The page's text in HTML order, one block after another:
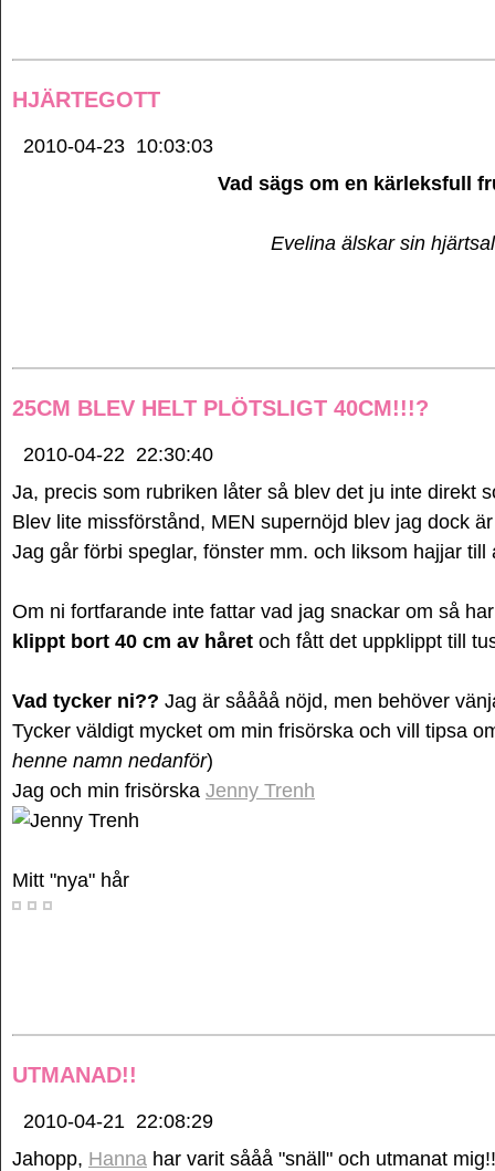
HJÄRTEGOTT
2010-04-23 10:03:03
Vad sägs om en kärleksfull
Evelina älskar sin
25CM BLEV HELT PLÖTSLIGT 40CM!!!?
2010-04-22 22:30:40
Ja, precis som rubriken låter så blev det ju inte direkt
Blev lite missförstånd, MEN supernöjd blev jag dock
Jag går förbi speglar, fönster mm. och liksom hajjar till
Om ni fortfarande inte fattar vad jag snackar om så
klippt bort 40 cm av håret och fått det uppklippt till
Vad tycker ni?? Jag är såååå nöjd, men behöver
Tycker väldigt mycket om min frisörska och vill tipsa
henne namn nedanför)
Jag och min frisörska Jenny Trenh
Mitt "nya" hår
UTMANAD!!
2010-04-21 22:08:29
Jahopp, Hanna har varit sååå "snäll" och utmanat mig!!